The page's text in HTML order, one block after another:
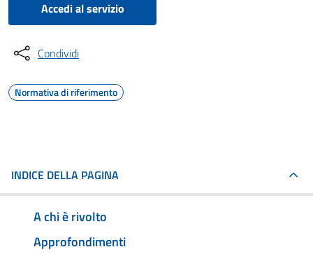
Accedi al servizio
Condividi
Normativa di riferimento
INDICE DELLA PAGINA
A chi è rivolto
Approfondimenti